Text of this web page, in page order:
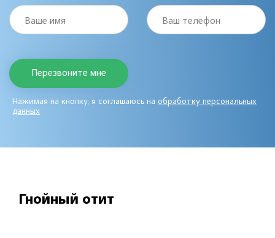
Ваше имя Ваш телефон
Нажимая на кнопку, я соглашаюсь на обработку персональных
данных
Гнойный отит